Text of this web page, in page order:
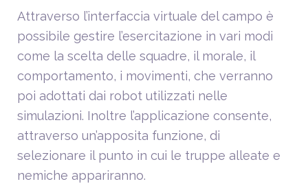
Attraverso l’interfaccia virtuale del campo è
possibile gestire l’esercitazione in vari modi
come la scelta delle squadre, il morale, il
comportamento, i movimenti, che verranno
poi adottati dai robot utilizzati nelle
simulazioni. Inoltre l’applicazione consente,
attraverso un’apposita funzione, di
selezionare il punto in cui le truppe alleate e
nemiche appariranno.